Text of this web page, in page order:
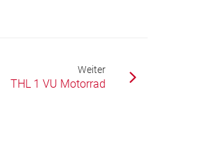
Weiter
THL 1 VU Motorrad